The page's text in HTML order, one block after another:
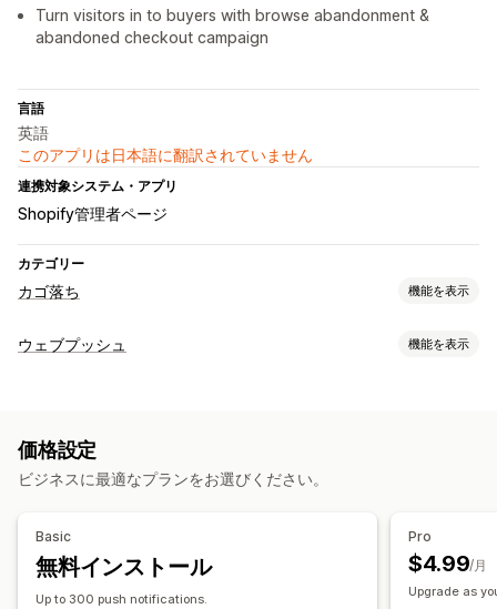
Turn visitors in to buyers with browse abandonment &
abandoned checkout campaign
言語
英語
このアプリは日本語に翻訳されていません
連携対象システム・アプリ
Shopify管理者ページ
カテゴリー
カゴ落ち 機能を表示
カートリカバリー
自動ワークフロー
カスタムブランディング
操作動向の追跡
ウェブプッシュ 機能を表示
プロモーション
リターゲティング
自動通知
インポートとエクスポート
オプトイン
セグメント コンバージョントラッキング
価格設定
ビジネスに最適なプランをお選びください。
Basic
無料インストール
Up to 300 push notifications.
Pro
$4.99/月
Upgrade as